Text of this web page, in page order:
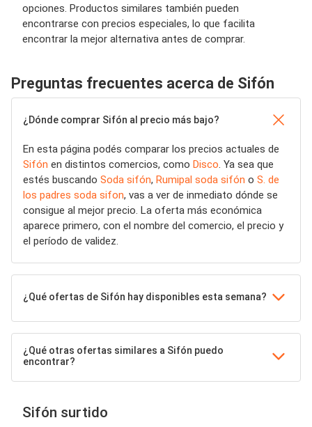
opciones. Productos similares también pueden
encontrarse con precios especiales, lo que facilita
encontrar la mejor alternativa antes de comprar.
Preguntas frecuentes acerca de Sifón
¿Dónde comprar Sifón al precio más bajo?
En esta página podés comparar los precios actuales de
Sifón en distintos comercios, como Disco . Ya sea que
estés buscando Soda sifón, Rumipal soda sifón o S. de
los padres soda sifon, vas a ver de inmediato dónde se
consigue al mejor precio. La oferta más económica
aparece primero, con el nombre del comercio, el precio y
el período de validez.
¿Qué ofertas de Sifón hay disponibles esta semana?
¿Qué otras ofertas similares a Sifón puedo
encontrar?
Sifón surtido